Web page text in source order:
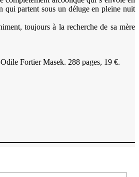
qui partent sous un déluge en pleine nuit
toujours à la recherche de sa mère
Fortier Masek. 288 pages, 19 €.